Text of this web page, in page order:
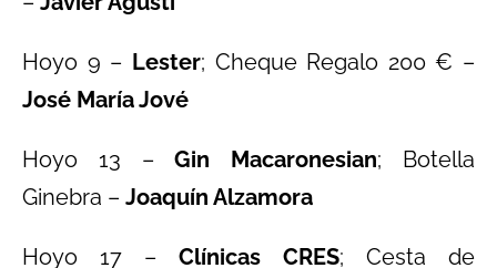
Hoyo 9 – Lester; Cheque Regalo 200 € –
José María Jové
Hoyo 13 –Gin Macaronesian; Botella
Ginebra – Joaquín Alzamora
Hoyo 17 – Clínicas CRES; Cesta de